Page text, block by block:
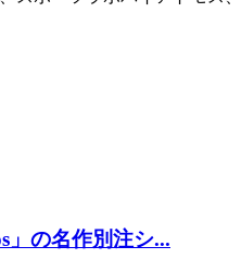
」の名作別注シ...